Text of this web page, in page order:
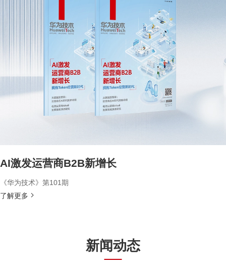
AI激发运营商B2B新增长
《华为技术》第101期
了解更多
新闻动态